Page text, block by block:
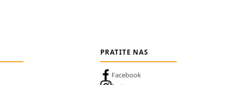
PRATITE NAS
Facebook